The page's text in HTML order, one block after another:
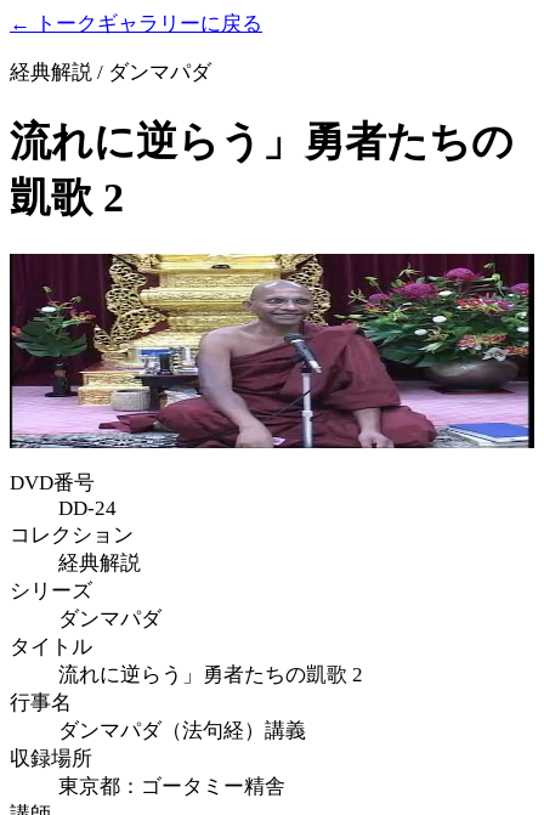
← トークギャラリーに戻る
経典解説 / ダンマパダ
流れに逆らう」勇者たちの
凱歌 2
DVD番号
DD-24
コレクション
経典解説
シリーズ
ダンマパダ
タイトル
流れに逆らう」勇者たちの凱歌 2
行事名
ダンマパダ（法句経）講義
収録場所
東京都：ゴータミー精舎